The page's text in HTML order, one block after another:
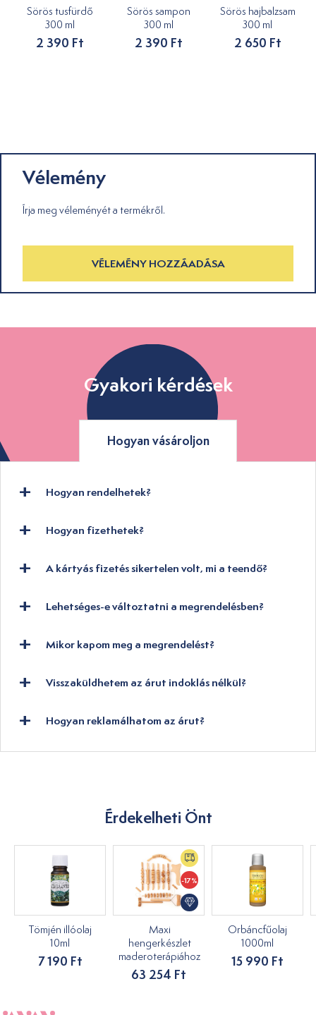
Sörös tusfürdő
300 ml
2 390 Ft
Sörös sampon
300 ml
2 390 Ft
Sörös hajbalzsam
300 ml
2 650 Ft
Vélemény
Írja meg véleményét a termékről.
VÉLEMÉNY HOZZÁADÁSA
Gyakori kérdések
Hogyan vásároljon
Hogyan rendelhetek?
Hogyan fizethetek?
A kártyás fizetés sikertelen volt, mi a teendő?
Lehetséges-e változtatni a megrendelésben?
Mikor kapom meg a megrendelést?
Visszaküldhetem az árut indoklás nélkül?
Hogyan reklamálhatom az árut?
Érdekelheti Önt
Tömjén illóolaj
10ml
7 190 Ft
-17%
Maxi
hengerkészlet
maderoterápiához
63 254 Ft
Orbáncfűolaj
1000ml
15 990 Ft